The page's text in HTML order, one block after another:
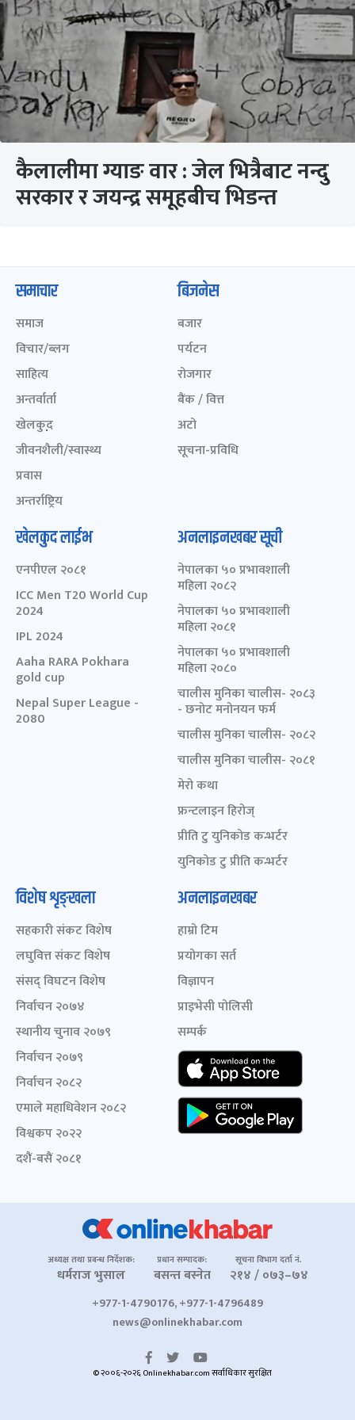
कैलालीमा ग्याङ वार : जेल भित्रैबाट नन्दु
सरकार र जयन्द्र समूहबीच भिडन्त
समाचार
समाज
विचार/ब्लग
साहित्य
अन्तर्वार्ता
खेलकुद़़
जीवनशैली/स्वास्थ्य
प्रवास
अन्तर्राष्ट्रिय
बिजनेस
बजार
पर्यटन
रोजगार
बैंक / वित्त
अटो
सूचना-प्रविधि
खेलकुद लाईभ
एनपीएल २०८१
ICC Men T20 World Cup
2024
IPL 2024
Aaha RARA Pokhara
gold cup
Nepal Super League -
2080
अनलाइनखबर सूची
नेपालका ५० प्रभावशाली
महिला २०८२
नेपालका ५० प्रभावशाली
महिला २०८१
नेपालका ५० प्रभावशाली
महिला २०८०
चालीस मुनिका चालीस- २०८३
- छनोट मनोनयन फर्म
चालीस मुनिका चालीस- २०८२
चालीस मुनिका चालीस- २०८१
मेरो कथा
फ्रन्टलाइन हिरोज्
प्रीति टु युनिकोड कन्भर्टर
युनिकोड टु प्रीति कन्भर्टर
विशेष शृङ्खला
सहकारी संकट विशेष
लघुवित्त संकट विशेष
संसद् विघटन विशेष
निर्वाचन २०७४
स्थानीय चुनाव २०७९
निर्वाचन २०७९
निर्वाचन २०८२
एमाले महाधिवेशन २०८२
विश्वकप २०२२
दशैं-बसैं २०८१
अनलाइनखबर
हाम्रो टिम
प्रयोगका सर्त
विज्ञापन
प्राइभेसी पोलिसी
सम्पर्क
अध्यक्ष तथा प्रबन्ध निर्देशक:
धर्मराज भुसाल
प्रधान सम्पादक:
बसन्त बस्नेत
सूचना विभाग दर्ता नं.
२१४ / ०७३–७४
+977-1-4790176, +977-1-4796489
news@onlinekhabar.com
© २००६-२०२६ Onlinekhabar.com सर्वाधिकार सुरक्षित